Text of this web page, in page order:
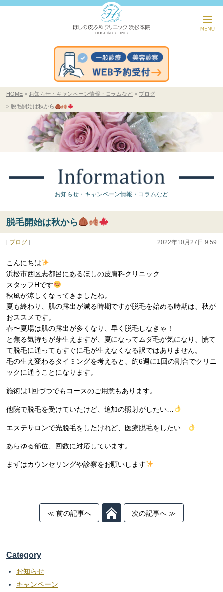
HOME お知らせ・キャンペーン情報・コラムなど ブログ
脱毛開始は秋から
お知らせ・キャンペーン情報・コラムなど
脱毛開始は秋から
[ ブログ ] 2022年10月27日 9:59
こんにちは
浜松市西区志都呂にあるほしの皮膚科クリニック
スタッフHです
秋風が涼しくなってきましたね。
夏も終わり、肌の露出が減る時期ですが脱毛を始める時期は、秋が
おススメです。
春〜夏場は肌の露出が多くなり、早く脱毛しなきゃ！
と焦る気持ちが芽生えますが、夏になってムダ毛が気になり、慌て
て脱毛に通ってもすぐに毛が生えなくなる訳ではありません。
毛の生え変わるタイミングを考えると、約6週に1回の割合でクリニ
ックに通うことになります。
施術は1回づつでもコースのご用意もあります。
他院で脱毛を受けていたけど、追加の照射がしたい…
エステサロンで光脱毛をしたけれど、医療脱毛をしたい…
あらゆる部位、回数に対応しています。
まずはカウンセリングや診察をお願いします
≪ 前の記事へ 次の記事へ ≫
Category
お知らせ
キャンペーン